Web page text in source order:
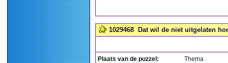
1029468 Dat wil de niet uitgelaten
Plaats van de puzzel:
Thema